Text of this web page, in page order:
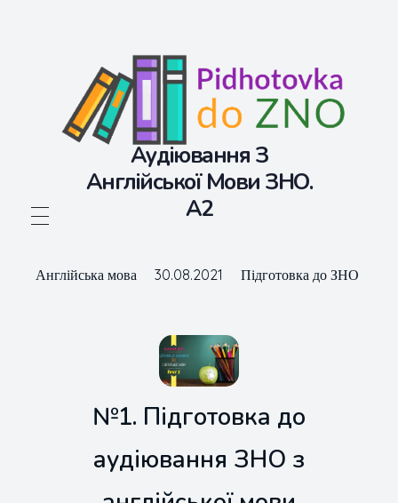
Аудіювання З
Англійської Мови ЗНО.
А2
30.08.2021 Підготовка до ЗНО
Англійська мова
№1. Підготовка до
аудіювання ЗНО з